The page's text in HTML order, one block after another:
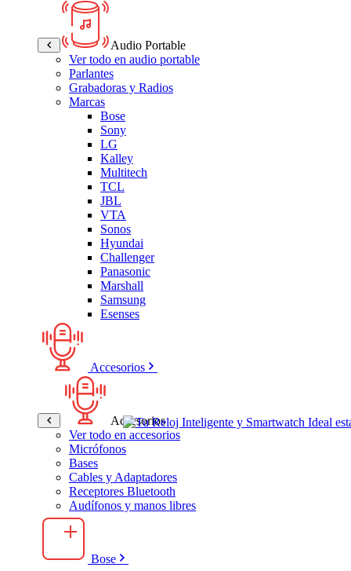
Audio Portable
Ver todo en audio portable
Parlantes
Grabadoras y Radios
Marcas
Bose
Sony
LG
Kalley
Multitech
TCL
JBL
VTA
Sonos
Hyundai
Challenger
Panasonic
Marshall
Samsung
Esenses
Accesorios
Accesorios
Ver todo en accesorios
Micrófonos
Bases
Cables y Adaptadores
Receptores Bluetooth
Audífonos y manos libres
Bose